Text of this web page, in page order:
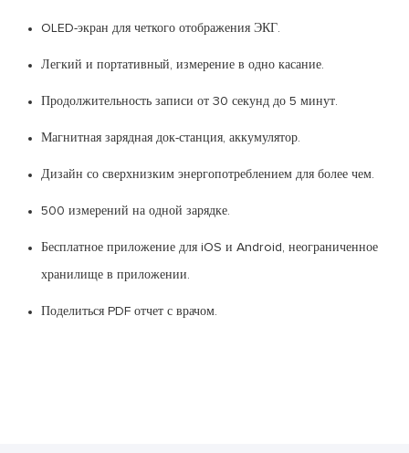
OLED-экран для четкого отображения ЭКГ.
Легкий и портативный, измерение в одно касание.
Продолжительность записи от 30 секунд до 5 минут.
Магнитная зарядная док-станция, аккумулятор.
Дизайн со сверхнизким энергопотреблением для более чем.
500 измерений на одной зарядке.
Бесплатное приложение для iOS и Android, неограниченное
хранилище в приложении.
Поделиться PDF отчет с врачом.